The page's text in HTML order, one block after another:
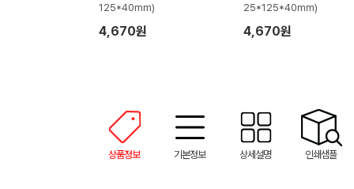
125*40mm)
4,670원
25*125*40mm)
4,670원
상품정보 기본정보 상세설명 인쇄샘플